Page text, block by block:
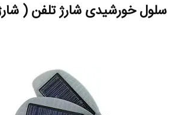
سلول خورشیدی شارژ تلفن (